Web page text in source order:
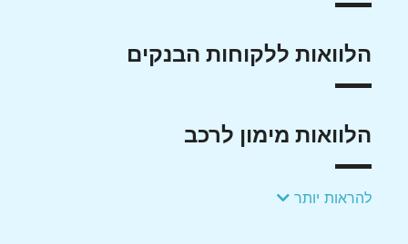
הלוואות ללקוחות הבנקים
הלוואות מימון לרכב
להראות יותר